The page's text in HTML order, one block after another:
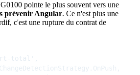
pointe le plus souvent vers une
prévenir Angular. Ce n'est plus une
c'est une rupture du contrat de
total',